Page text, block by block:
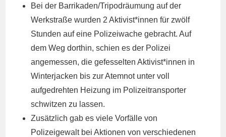
Bei der Barrikaden/Tripodräumung auf der
Werkstraße wurden 2 Aktivist*innen für zwölf
Stunden auf eine Polizeiwache gebracht. Auf
dem Weg dorthin, schien es der Polizei
angemessen, die gefesselten Aktivist*innen in
Winterjacken bis zur Atemnot unter voll
aufgedrehten Heizung im Polizeitransporter
schwitzen zu lassen.
Zusätzlich gab es viele Vorfälle von
Polizeigewalt bei Aktionen von verschiedenen